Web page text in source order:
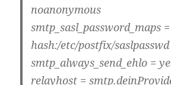
noanonymous
smtp_sasl_password_maps =
hash:/etc/postfix/saslpasswd
smtp_always_send_ehlo =
relayhost =